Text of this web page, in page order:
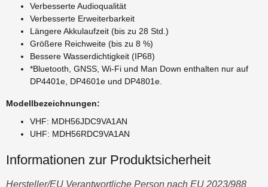
Verbesserte Audioqualität
Verbesserte Erweiterbarkeit
Längere Akkulaufzeit (bis zu 28 Std.)
Größere Reichweite (bis zu 8 %)
Bessere Wasserdichtigkeit (IP68)
*Bluetooth, GNSS, Wi-Fi und Man Down enthalten nur auf
DP4401e, DP4601e und DP4801e.
Modellbezeichnungen:
VHF: MDH56JDC9VA1AN
UHF: MDH56RDC9VA1AN
Informationen zur Produktsicherheit
Hersteller/EU Verantwortliche Person nach EU 2023/988